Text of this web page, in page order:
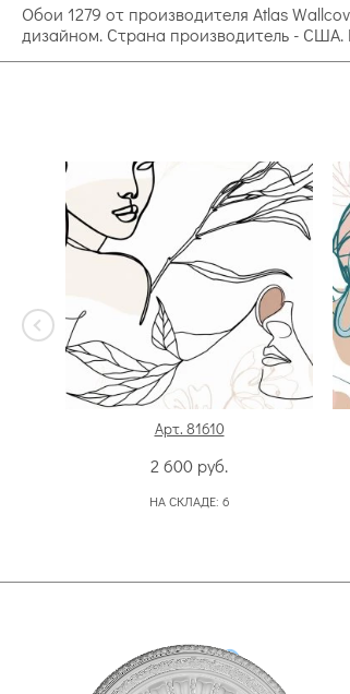
Обои 1279 от производителя Atlas
дизайном. Страна производитель - США.
Арт. 81610
2 600 руб.
НА СКЛАДЕ: 6